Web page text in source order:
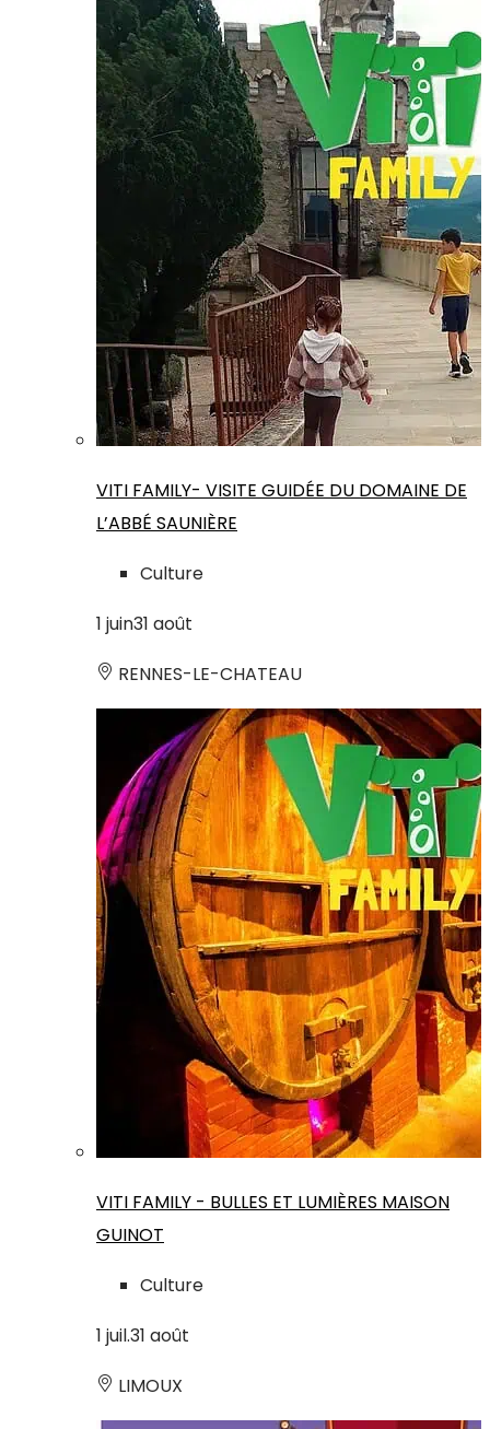
VITI FAMILY- VISITE GUIDÉE DU DOMAINE DE
L’ABBÉ SAUNIÈRE
Culture
1 juin31 août
RENNES-LE-CHATEAU
VITI FAMILY - BULLES ET LUMIÈRES MAISON
GUINOT
Culture
1 juil.31 août
LIMOUX